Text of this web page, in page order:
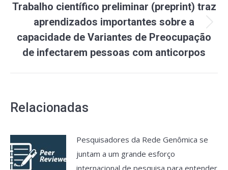
Próximo
post:
Trabalho científico preliminar (preprint) traz
aprendizados importantes sobre a
capacidade de Variantes de Preocupação
de infectarem pessoas com anticorpos
Relacionadas
Pesquisadores da Rede Genômica se
juntam a um grande esforço
internacional de pesquisa para entender